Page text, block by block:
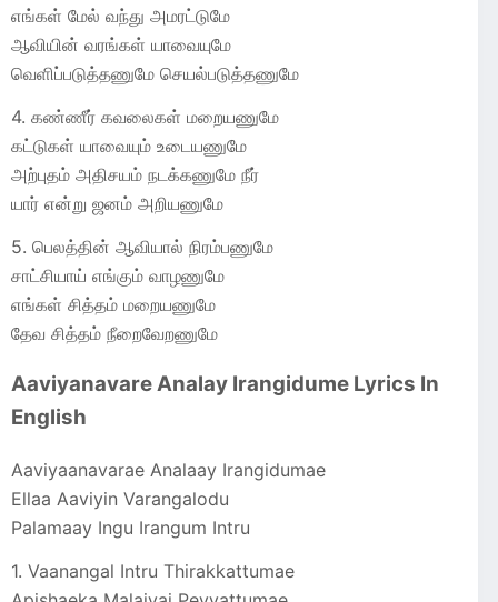
எங்கள் மேல் வந்து அமரட்டுமே
ஆவியின் வரங்கள் யாவையுமே
வெளிப்படுத்தணுமே செயல்படுத்தணுமே
4. கண்ணீர் கவலைகள் மறையணுமே
கட்டுகள் யாவையும் உடையணுமே
அற்புதம் அதிசயம் நடக்கணுமே நீர்
யார் என்று ஜனம் அறியணுமே
5. பெலத்தின் ஆவியால் நிரம்பணுமே
சாட்சியாய் எங்கும் வாழணுமே
எங்கள் சித்தம் மறையணுமே
தேவ சித்தம் நீறைவேறணுமே
Aaviyanavare Analay Irangidume Lyrics In
English
Aaviyaanavarae Analaay Irangidumae
Ellaa Aaviyin Varangalodu
Palamaay Ingu Irangum Intru
1. Vaanangal Intru Thirakkattumae